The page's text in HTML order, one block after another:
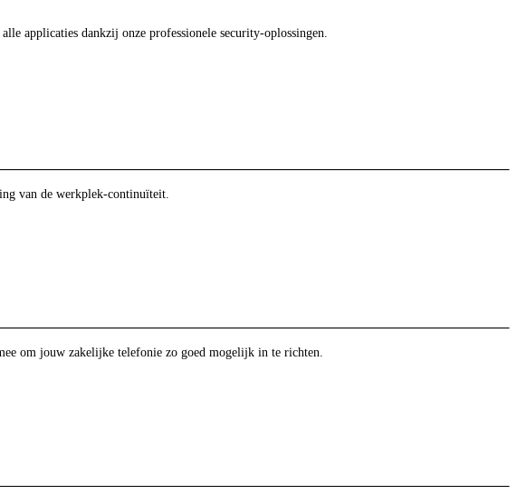
applicaties dankzij onze professionele security-oplossingen.
van de werkplek-continuïteit.
om jouw zakelijke telefonie zo goed mogelijk in te richten.